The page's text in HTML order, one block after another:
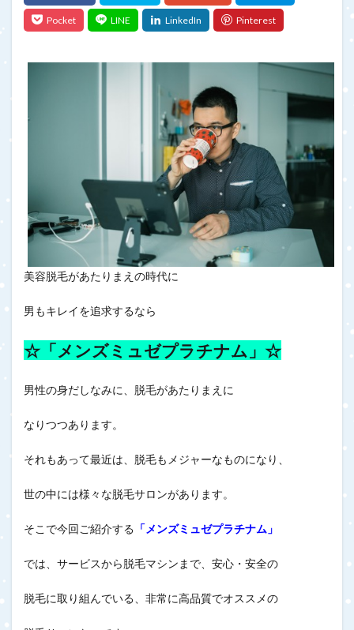
美容脱毛があたりまえの時代に
男もキレイを追求するなら
☆「メンズミュゼプラチナム」☆
男性の身だしなみに、脱毛があたりまえに
なりつつあります。
それもあって最近は、脱毛もメジャーなものになり、
世の中には様々な脱毛サロンがあります。
そこで今回ご紹介する 「メンズミュゼプラチナム」
では、サービスから脱毛マシンまで、安心・安全の
脱毛に取り組んでいる、非常に高品質でオススメの